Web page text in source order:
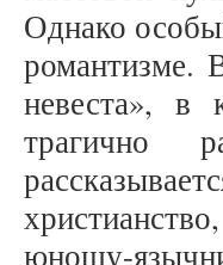
Однако
романтизме.
невеста», в
трагично
юношу-